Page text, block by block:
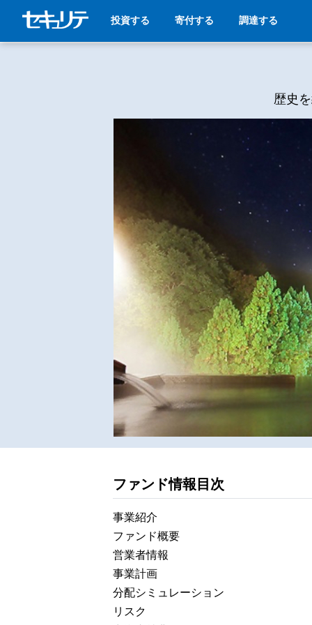
投資する 寄付する 調達する
歴史
ファンド情報目次
事業紹介
ファンド概要
営業者情報
事業計画
分配シミュレーション
リスク